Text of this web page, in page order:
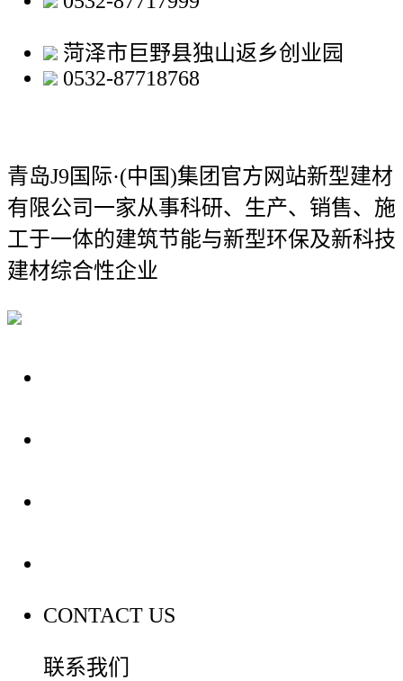
菏泽市巨野县独山返乡创业园
0532-87718768
青岛J9国际·(中国)集团官方网站新型建材
有限公司一家从事科研、生产、销售、施
工于一体的建筑节能与新型环保及新科技
建材综合性企业
CONTACT US
联系我们